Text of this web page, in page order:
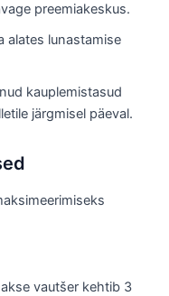
preemiakeskus.
alates lunastamise
kauplemistasud
järgmisel päeval.
vautšer kehtib 3